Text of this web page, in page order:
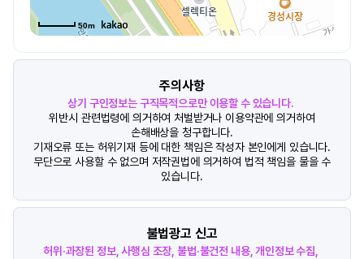
50m
주의사항
상기 구인정보는 구직목적으로만 이용할 수 있습니다.
위반시 관련법령에 의거하여 처벌받거나 이용약관에 의거하여
손해배상을 청구합니다.
기재오류 또는 허위기재 등에 대한 책임은 작성자 본인에게 있습니다.
무단으로 사용할 수 없으며 저작권법에 의거하여 법적 책임을 물을 수
있습니다.
불법광고 신고
허위·과장된 정보, 사행심 조장, 불법·불건전 내용, 개인정보 수집,